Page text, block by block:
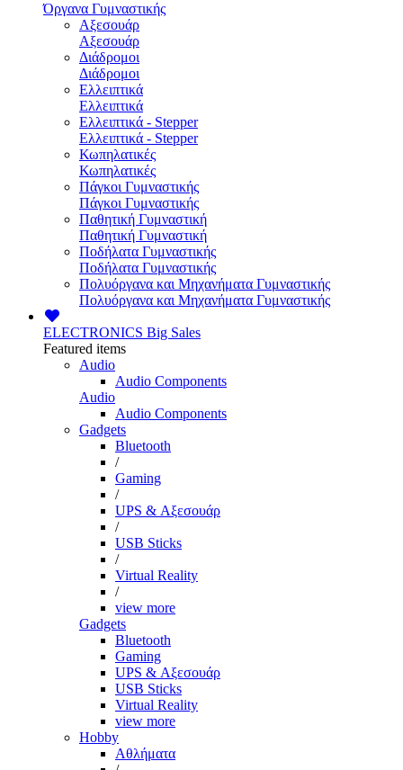
Όργανα Γυμναστικής
Αξεσουάρ
Αξεσουάρ
Διάδρομοι
Διάδρομοι
Ελλειπτικά
Ελλειπτικά
Ελλειπτικά - Stepper
Ελλειπτικά - Stepper
Κωπηλατικές
Κωπηλατικές
Πάγκοι Γυμναστικής
Πάγκοι Γυμναστικής
Παθητική Γυμναστική
Παθητική Γυμναστική
Ποδήλατα Γυμναστικής
Ποδήλατα Γυμναστικής
Πολυόργανα και Μηχανήματα Γυμναστικής
Πολυόργανα και Μηχανήματα Γυμναστικής
ELECTRONICS Big Sales
Featured items
Audio
Audio Components
Audio
Audio Components
Gadgets
Bluetooth
/
Gaming
/
UPS & Αξεσουάρ
/
USB Sticks
/
Virtual Reality
/
view more
Gadgets
Bluetooth
Gaming
UPS & Αξεσουάρ
USB Sticks
Virtual Reality
view more
Hobby
Αθλήματα